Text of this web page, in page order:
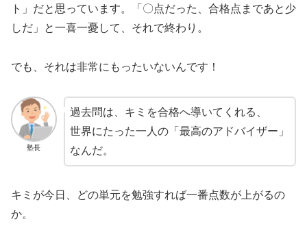
ト」だと思っています。「〇点だった、合格点まであと少
しだ」と一喜一憂して、それで終わり。
でも、それは非常にもったいないんです！
塾長
過去問は、キミを合格へ導いてくれる、
世界にたった一人の「最高のアドバイザー」
なんだ。
キミが今日、どの単元を勉強すれば一番点数が上がるの
か。